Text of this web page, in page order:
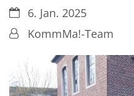
Datum:6. Jan. 2025
Von:KommMa!-Team